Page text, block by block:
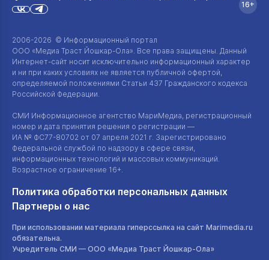
2006-2026 © Информационный портал
ООО «Медиа Траст Йошкар-Ола». Все права защищены. Данный
Интернет-сайт носит исключительно информационный характер
и ни при каких условиях не является публичной офертой,
определяемой положениями Статьи 437 Гражданского кодекса
Российской Федерации.
СМИ Информационное агентство МариМедиа, регистрационный
номер и дата принятия решения о регистрации —
ИА № ФС77-80702 от 07 апреля 2021 г. Зарегистрировано
Федеральной службой по надзору в сфере связи,
информационных технологий и массовых коммуникаций.
Возрастное ограничение 16+.
Политика обработки персональных данных
Партнеры о нас
При использовании материала гиперссылка на сайт Marimedia.ru
обязательна.
Учредитель СМИ — ООО «Медиа Траст Йошкар-Ола»
16+